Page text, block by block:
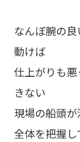
なんぼ腕の
動けば
仕上がりも
きない
現場の船頭
全体を把握